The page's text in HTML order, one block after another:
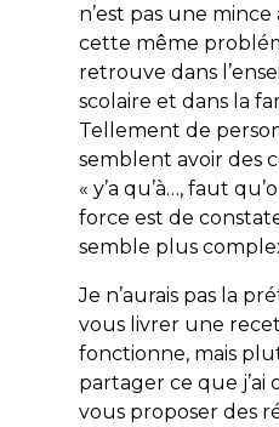
n’est pas une mince
cette même
retrouve dans
scolaire et dans la
Tellement de
semblent avoir des
« y’a qu’à…, faut
force est de
semble plus
Je n’aurais pas la
vous livrer une
fonctionne, mais
partager ce que j’ai
vous proposer des